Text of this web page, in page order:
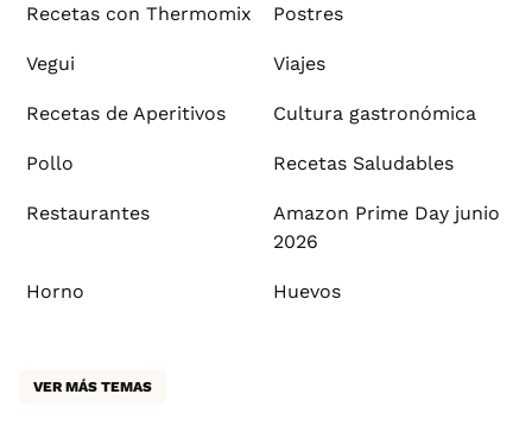
Recetas con Thermomix Postres
Vegui Viajes
Recetas de Aperitivos Cultura gastronómica
Pollo Recetas Saludables
Restaurantes
Amazon Prime Day junio
2026
Horno Huevos
VER MÁS TEMAS